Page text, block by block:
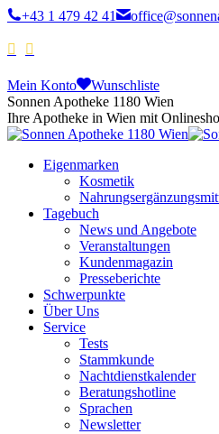
+43 1 479 42 41
Mein Konto
Wunschliste
Sonnen Apotheke 1180 Wien
Ihre Apotheke in Wien mit
Eigenmarken
Kosmetik
Tagebuch
News und Angebote
Veranstaltungen
Kundenmagazin
Presseberichte
Schwerpunkte
Über Uns
Service
Tests
Stammkunde
Nachtdienstkalender
Beratungshotline
Sprachen
Newsletter